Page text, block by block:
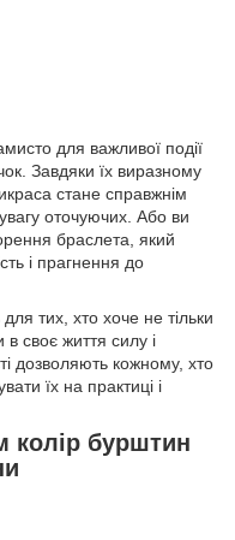
для важливої події
Завдяки їх виразному
стане справжнім
оточуючих. Або ви
браслета, який
і прагнення до
тих, хто хоче не тільки
в своє життя силу і
дозволяють кожному, хто
їх на практиці і
колір бурштин